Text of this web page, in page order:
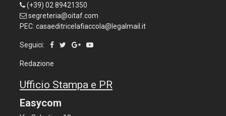
(+39) 02 89421350
segreteria@oitaf.com
PEC: casaeditricelafiaccola@legalmail.it
Seguici:
Redazione
Ufficio Stampa e PR
Easycom